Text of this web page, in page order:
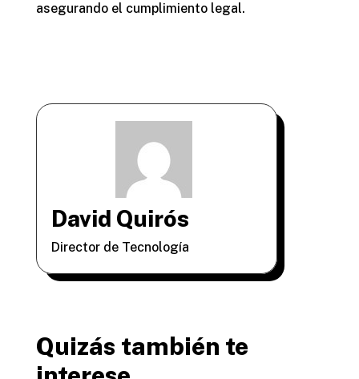
asegurando el cumplimiento legal.
David Quirós
Director de Tecnología
Quizás también te